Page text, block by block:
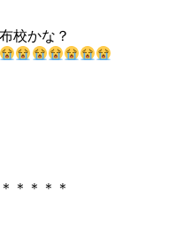
校かな？
＊＊＊＊